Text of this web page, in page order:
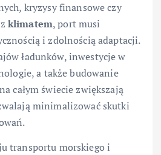
kryzysy finansowe czy
klimatem, port musi
i zdolnością adaptacji.
ładunków, inwestycje w
a także budowanie
całym świecie zwiększają
minimalizować skutki
transportu morskiego i